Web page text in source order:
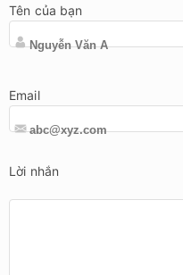
Tên của bạn
Email
Lời nhắn